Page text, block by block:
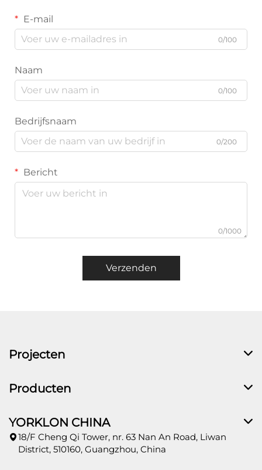
E-mail
0/100
Naam
0/100
Bedrijfsnaam
0/200
Bericht
0/1000
Verzenden
Projecten
Producten
YORKLON CHINA
18/F Cheng Qi Tower, nr. 63 Nan An Road, Liwan
District, 510160, Guangzhou, China